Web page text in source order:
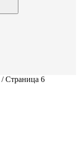
/Страница 6